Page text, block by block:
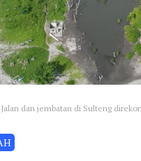
Jalan dan jembatan di Sulteng